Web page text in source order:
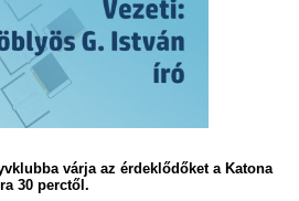
várja az érdeklődőket a Katona
30 perctől.